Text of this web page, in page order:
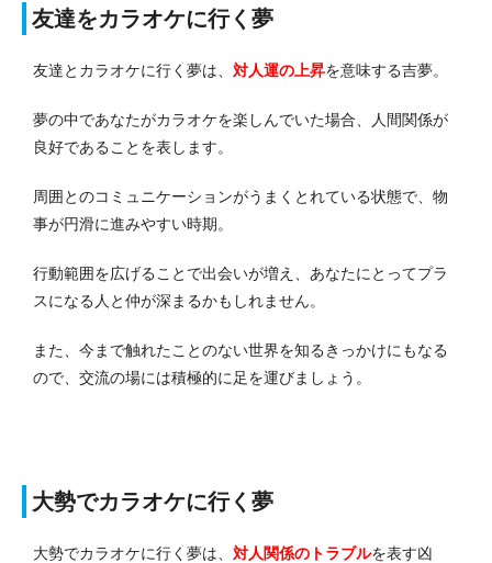
友達をカラオケに行く夢
友達とカラオケに行く夢は、 対人運の上昇を意味する吉夢。
夢の中であなたがカラオケを楽しんでいた場合、人間関係が
良好であることを表します。
周囲とのコミュニケーションがうまくとれている状態で、物
事が円滑に進みやすい時期。
行動範囲を広げることで出会いが増え、あなたにとってプラ
スになる人と仲が深まるかもしれません。
また、今まで触れたことのない世界を知るきっかけにもなる
ので、交流の場には積極的に足を運びましょう。
大勢でカラオケに行く夢
大勢でカラオケに行く夢は、 対人関係のトラブルを表す凶